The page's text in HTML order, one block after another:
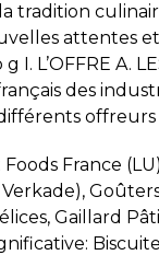
tradition
attentes et
I. L’OFFRE A.
des
offreurs
France
Gaillard